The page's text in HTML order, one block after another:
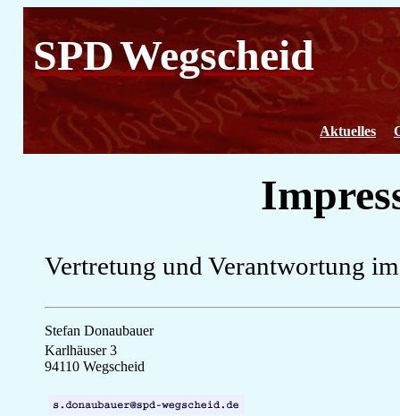
SPDWegscheid
Aktuelles
Vertretung und Verantwortung im
Stefan Donaubauer
Karlhäuser 3
94110 Wegscheid